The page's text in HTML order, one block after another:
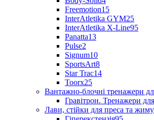
Freemotion15
InterAtletika GYM25
InterAtletika X-Line95
Panatta13
Pulse2
Signum10
SportsArt8
Star Trac14
Toorx25
Вантажно-блочні тренажери
Гравітрон. Тренажери
Лави, стійки для преса та жиму